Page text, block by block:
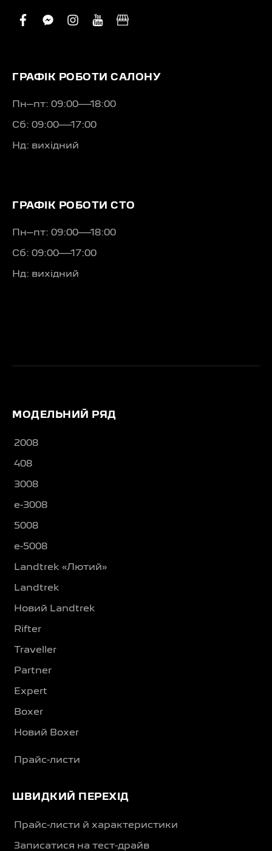
facebook
facebook-
instagram
youtube
business
ГРАФІК РОБОТИ САЛОНУ
Пн–пт: 09:00—18:00
Сб: 09:00—17:00
Нд: вихідний
ГРАФІК РОБОТИ СТО
Пн–пт: 09:00—18:00
Сб: 09:00—17:00
Нд: вихідний
МОДЕЛЬНИЙ РЯД
2008
408
3008
e-3008
5008
e-5008
Landtrek «Лютий»
Landtrek
Новий Landtrek
Rifter
Traveller
Partner
Expert
Boxer
Новий Boxer
Прайс-листи
ШВИДКИЙ ПЕРЕХІД
Прайс-листи й характеристики
Записатися на тест-драйв